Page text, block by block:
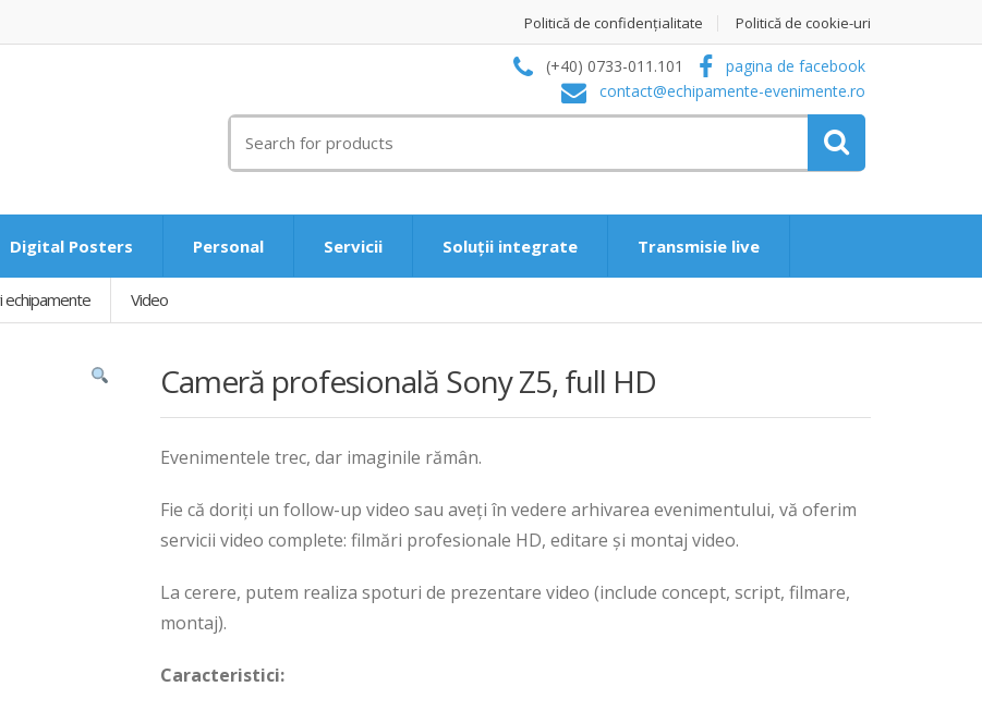
Politică de confidențialitate Politică de cookie-uri
(+40) 0733-011.101
pagina de facebook
contact@echipamente-evenimente.ro
for:
Digital Posters Personal Servicii Soluții integrate Transmisie live
echipamente Video
Cameră profesională Sony Z5, full HD
Evenimentele trec, dar imaginile rămân.
Fie că doriți un follow-up video sau aveți în vedere arhivarea evenimentului, vă oferim
servicii video complete: filmări profesionale HD, editare și montaj video.
La cerere, putem realiza spoturi de prezentare video (include concept, script, filmare,
montaj).
Caracteristici: